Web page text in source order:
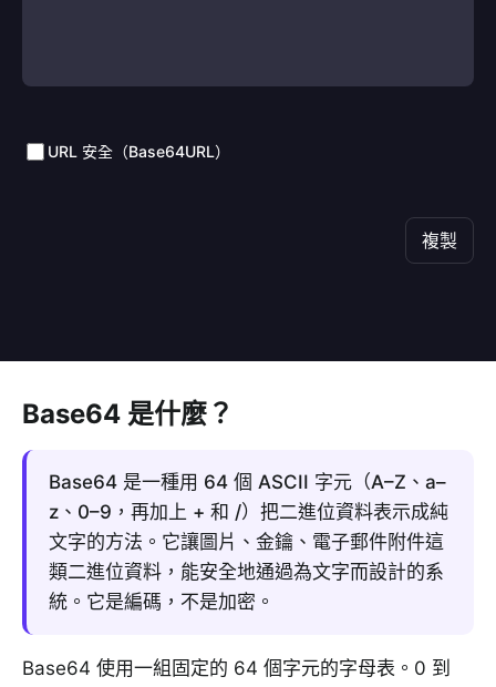
URL 安全（Base64URL）
複製
Base64 是什麼？
Base64 是一種用 64 個 ASCII 字元（A–Z、a–
z、0–9，再加上 + 和 /）把二進位資料表示成純
文字的方法。它讓圖片、金鑰、電子郵件附件這
類二進位資料，能安全地通過為文字而設計的系
統。它是編碼，不是加密。
Base64 使用一組固定的 64 個字元的字母表。0 到